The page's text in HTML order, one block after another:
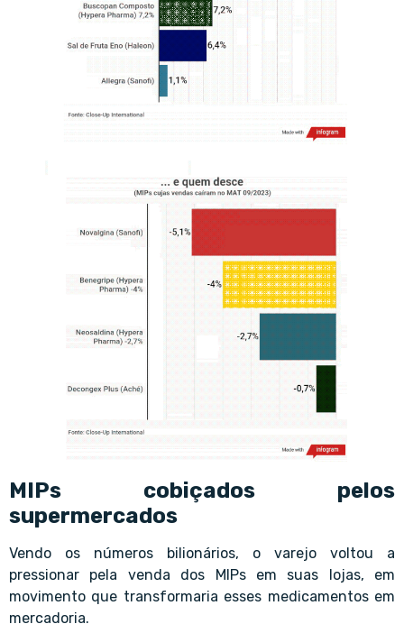
MIPs cobiçados pelos
supermercados
Vendo os números bilionários, o varejo voltou a
pressionar pela venda dos MIPs em suas lojas, em
movimento que transformaria esses medicamentos em
mercadoria.